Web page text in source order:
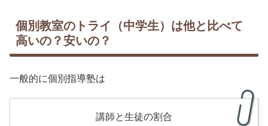
個別教室のトライ（中学生）は他と比べて
高いの？安いの？
一般的に個別指導塾は
講師と生徒の割合